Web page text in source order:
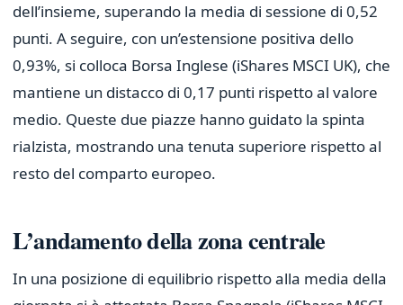
dell’insieme, superando la media di sessione di 0,52
punti. A seguire, con un’estensione positiva dello
0,93%, si colloca Borsa Inglese (iShares MSCI UK), che
mantiene un distacco di 0,17 punti rispetto al valore
medio. Queste due piazze hanno guidato la spinta
rialzista, mostrando una tenuta superiore rispetto al
resto del comparto europeo.
L’andamento della zona centrale
In una posizione di equilibrio rispetto alla media della